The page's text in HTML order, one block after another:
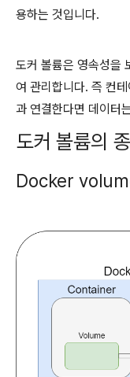
용하는 것입니다.
도커 볼륨은 영속성을
여 관리합니다. 즉 컨
과 연결한다면 데이터
도커 볼륨의
Docker